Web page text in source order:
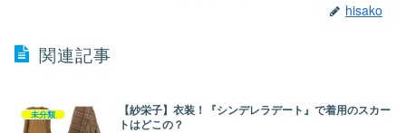
hisako
関連記事
未分類
【紗栄子】衣装！『シンデレラデート』で着用のスカー
トはどこの？